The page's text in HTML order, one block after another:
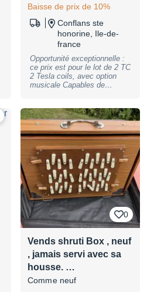
Baisse de prix de 10%
Conflans ste
honorine, Ile-de-
france
Opportunité exceptionnelle :
ce prix est pour le lot de 2 TC
2 Tesla coils, avec option
musicale Capables de
Caractéristiques Techniques
Modèle : L – DRSSTC avec
option musicale Arcs : 2,5 m
Tension de sortie : 2 500 000
V Consommation : 3 600 W
Alimentation : Triphasé
(Tétrapolaire 3 phases, 1
neutre, 1 terre) Distance de
sécurité conseillée : 7,5 m
Flight-case – Protection de
transport : pour les
secondaires uniquement
Boîtier de commande & fibre
optique : Inclus Bloc
les 2 : Idéal pour alimenter
les 2 TC. Inclus pour le 1er
vendu (Bloc possible sur
commande pour le second)
Secondaire : Démontable
0
Vends shruti Box , neuf
, jamais servi avec sa
housse. …
Comme neuf